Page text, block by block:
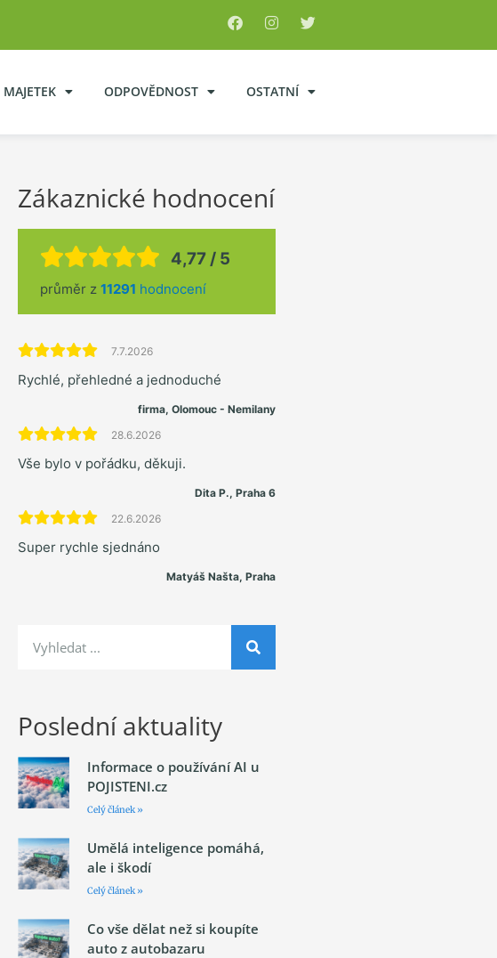
MAJETEK ODPOVĚDNOST OSTATNÍ
Zákaznické hodnocení
4,77 / 5
průměr z 11291 hodnocení
7.7.2026
Rychlé, přehledné a jednoduché
firma, Olomouc - Nemilany
28.6.2026
Vše bylo v pořádku, děkuji.
Dita P., Praha 6
22.6.2026
Super rychle sjednáno
Matyáš Našta, Praha
Poslední aktuality
Informace o používání AI u
POJISTENI.cz
Celý článek »
Umělá inteligence pomáhá,
ale i škodí
Celý článek »
Co vše dělat než si koupíte
auto z autobazaru